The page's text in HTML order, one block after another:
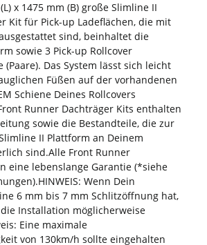
x 1475 mm (B) große Slimline II
Kit für Pick-up Ladeflächen, die mit
sind, beinhaltet die
sowie 3 Pick-up Rollcover
(Paare). Das System lässt sich leicht
Füßen auf der vorhandenen
Schiene Deines Rollcovers
Runner Dachträger Kits enthalten
sowie die Bestandteile, die zur
II Plattform an Deinem
sind.Alle Front Runner
eine lebenslange Garantie (*siehe
Wenn Dein
6 mm bis 7 mm Schlitzöffnung hat,
Installation möglicherweise
Eine maximale
von 130km/h sollte eingehalten